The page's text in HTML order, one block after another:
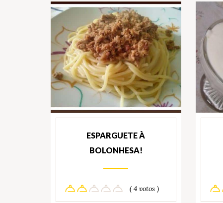
ESPARGUETE À
BOLONHESA!
( 4 votos )